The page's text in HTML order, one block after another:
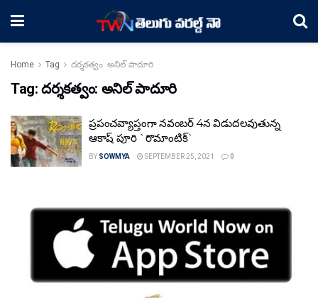
Home Tag ద‌ర్శ‌కత్వం: అనిల్ పాదూరి
Tag: ద‌ర్శ‌కత్వం: అనిల్ పాదూరి
ప్రపంచవ్యాప్తంగా నవంబర్ 4న విడుదలవుతున్న‌
ఆకాష్ పూరి `రొమాంటిక్`
BY SOWMYA SEPTEMBER 25, 2021 0